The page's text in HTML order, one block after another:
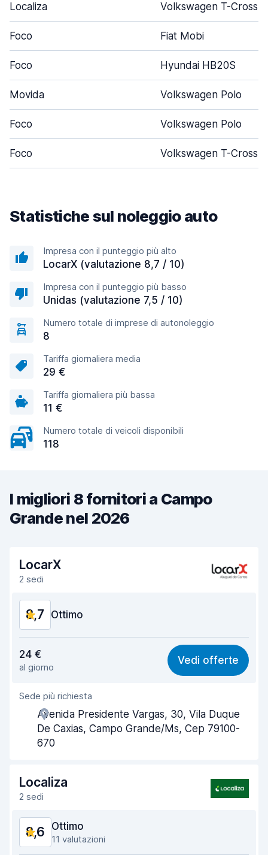
Localiza Volkswagen T-Cross
Foco Fiat Mobi
Foco Hyundai HB20S
Movida Volkswagen Polo
Foco Volkswagen Polo
Foco Volkswagen T-Cross
Statistiche sul noleggio auto
Impresa con il punteggio più alto
LocarX (valutazione 8,7 / 10)
Impresa con il punteggio più basso
Unidas (valutazione 7,5 / 10)
Numero totale di imprese di autonoleggio
8
Tariffa giornaliera media
29 €
Tariffa giornaliera più bassa
11 €
Numero totale di veicoli disponibili
118
I migliori 8 fornitori a Campo
Grande nel 2026
LocarX
2 sedi
8,7 Ottimo
8,7
Facile da trovare 8,7
Gentilezza degli agenti
Rapidità del ritiro
Rapidità della riconsegna
Pulizia del veicolo 8,7
Condizioni dell'auto
24 €
al giorno
Vedi offerte
Sede più richiesta
Avenida Presidente Vargas, 30, Vila Duque
De Caxias, Campo Grande/Ms, Cep 79100-
670
Localiza
2 sedi
8,6 Ottimo
11 valutazioni